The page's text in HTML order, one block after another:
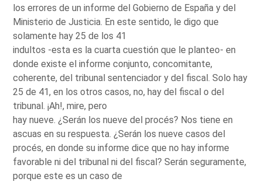
los errores de un informe del Gobierno de España y del
Ministerio de Justicia. En este sentido, le digo que
solamente hay 25 de los 41
indultos -esta es la cuarta cuestión que le planteo- en
donde existe el informe conjunto, concomitante,
coherente, del tribunal sentenciador y del fiscal. Solo hay
25 de 41, en los otros casos, no, hay del fiscal o del
tribunal. ¡Ah!, mire, pero
hay nueve. ¿Serán los nueve del procés? Nos tiene en
ascuas en su respuesta. ¿Serán los nueve casos del
procés, en donde su informe dice que no hay informe
favorable ni del tribunal ni del fiscal? Serán seguramente,
porque este es un caso de